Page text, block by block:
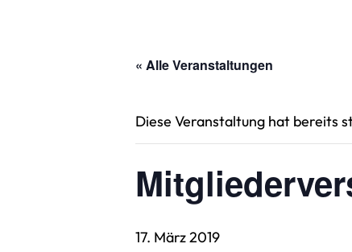
« Alle Veranstaltungen
Diese Veranstaltung hat bereits
17. März 2019